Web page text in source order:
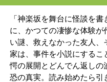
「神楽坂を舞台に怪談を
に、かつての凄惨な体験
い謎、救えなかった友人
家は、事件を小説にする
愕の展開とどんでん返し
恐の真実。読み始めたら引